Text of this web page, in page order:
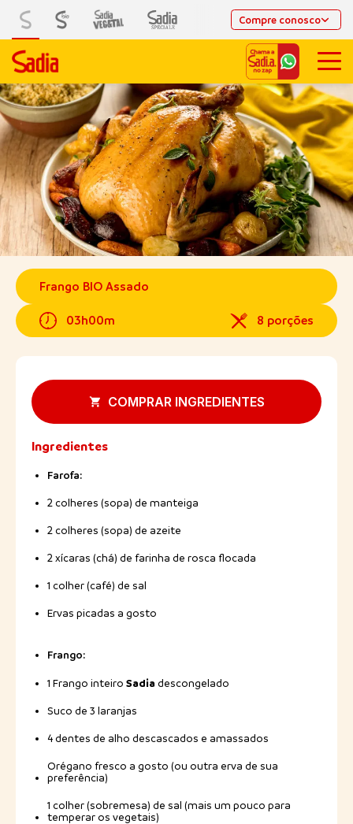
Compre conosco
Frango BIO Assado
03h00m 8 porções
COMPRAR INGREDIENTES
Ingredientes
Farofa:
2 colheres (sopa) de manteiga
2 colheres (sopa) de azeite
2 xícaras (chá) de farinha de rosca flocada
1 colher (café) de sal
Ervas picadas a gosto
Frango:
1 Frango inteiro Sadia descongelado
Suco de 3 laranjas
4 dentes de alho descascados e amassados
Orégano fresco a gosto (ou outra erva de sua
preferência)
1 colher (sobremesa) de sal (mais um pouco para
temperar os vegetais)